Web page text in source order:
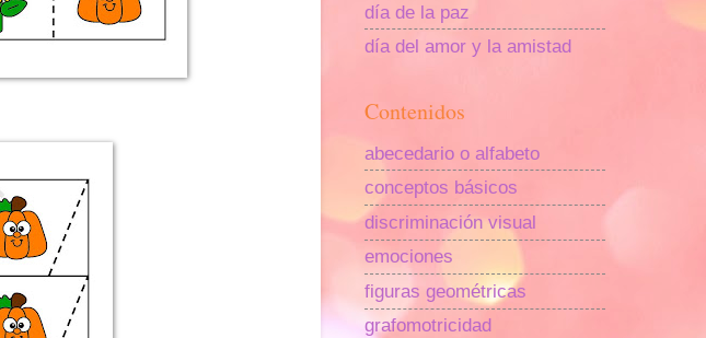
día de la paz
día del amor y la amistad
Contenidos
abecedario o alfabeto
conceptos básicos
discriminación visual
emociones
figuras geométricas
grafomotricidad